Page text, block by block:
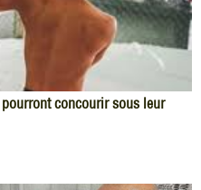
concourir sous leur